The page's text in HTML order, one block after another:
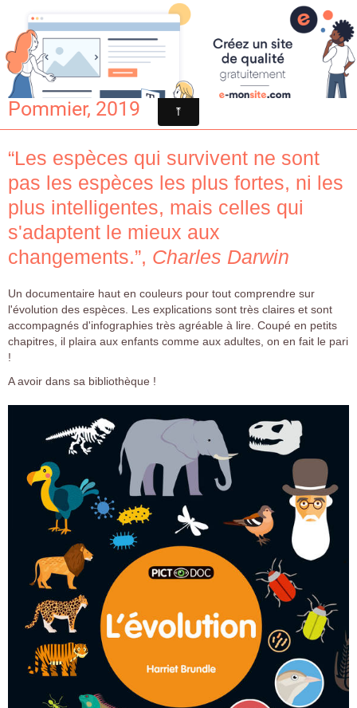
Croqu'livre
L'évolution / Harriet Brundle.- Le
Pommier, 2019
“Les espèces qui survivent ne sont
pas les espèces les plus fortes, ni les
plus intelligentes, mais celles qui
s'adaptent le mieux aux
changements.”, Charles Darwin
Un documentaire haut en couleurs pour tout comprendre sur
l'évolution des espèces. Les explications sont très claires et sont
accompagnés d'infographies très agréable à lire. Coupé en petits
chapitres, il plaira aux enfants comme aux adultes, on en fait le pari
!
A avoir dans sa bibliothèque !